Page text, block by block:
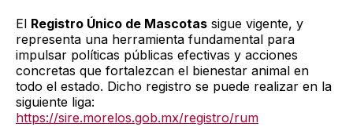
El Registro Único de Mascotas sigue vigente, y
representa una herramienta fundamental para
impulsar políticas públicas efectivas y acciones
concretas que fortalezcan el bienestar animal en
todo el estado. Dicho registro se puede realizar en la
siguiente liga:
https://sire.morelos.gob.mx/registro/rum